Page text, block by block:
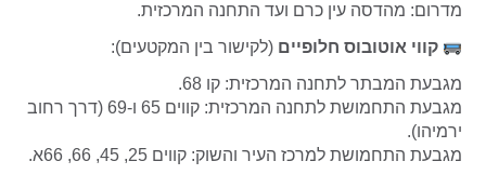
מדרום: מהדסה עין כרם ועד התחנה המרכזית.
קווי אוטובוס חלופיים (לקישור בין המקטעים):
מגבעת המבתר לתחנה המרכזית: קו 68.
מגבעת התחמושת לתחנה המרכזית: קווים 65 ו-69 (דרך רחוב
ירמיהו).
מגבעת התחמושת למרכז העיר והשוק: קווים 25, 45, 66, 66א.